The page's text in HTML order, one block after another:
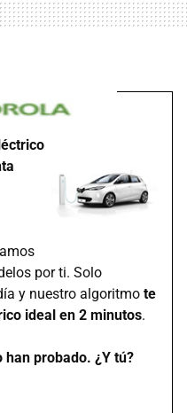
por ti. Solo
y nuestro algoritmo te
ideal en 2 minutos.
probado. ¿Y tú?